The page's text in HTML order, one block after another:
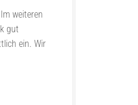
weiteren
gut
ein. Wir